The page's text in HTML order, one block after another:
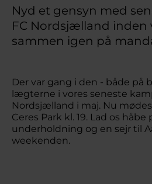
Nyd et gensyn med
FC Nordsjælland inden
sammen igen på
Der var gang i den - både på
lægterne i vores seneste
Nordsjælland i maj. Nu
Ceres Park kl. 19. Lad os håbe
underholdning og en sejr til
weekenden.